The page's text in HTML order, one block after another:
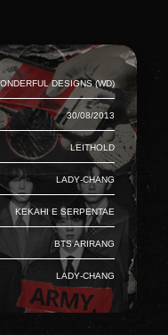
Designs (WD)
30/08/2013
Leithold
Lady-Chang
Kekahi e Serpentae
BTS Arirang
Lady-Chang